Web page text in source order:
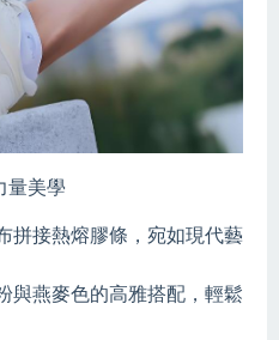
量美學
拼接熱熔膠條，宛如現代藝
與燕麥色的高雅搭配，輕鬆